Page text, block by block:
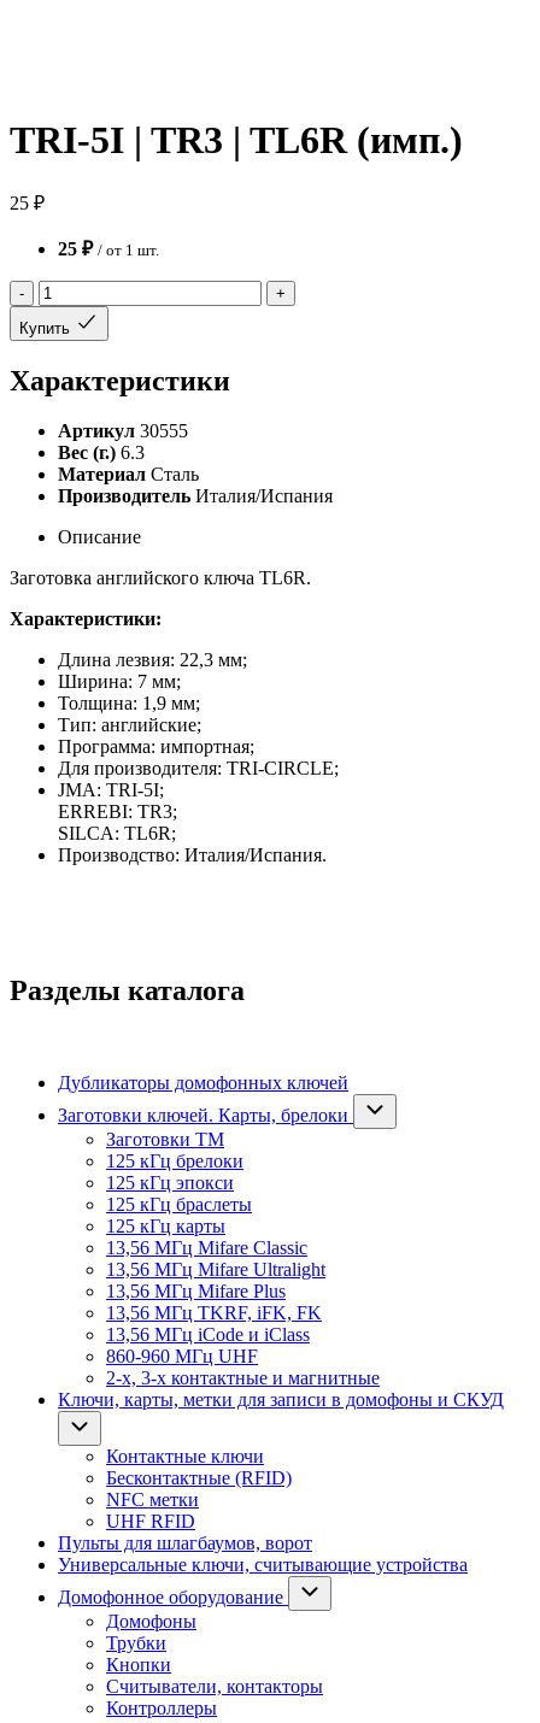
TRI-5I | TR3 | TL6R (имп.)
25 ₽
25 ₽ / от 1 шт.
-
+
Купить
Характеристики
Артикул 30555
Вес (г.) 6.3
Материал Сталь
Производитель Италия/Испания
Описание
Заготовка английского ключа TL6R.
Характеристики:
Длина лезвия: 22,3 мм;
Ширина: 7 мм;
Толщина: 1,9 мм;
Тип: английские;
Программа: импортная;
Для производителя: TRI-CIRCLE;
JMA: TRI-5I;
ERREBI: TR3;
SILCA: TL6R;
Производство: Италия/Испания.
Разделы каталога
Дубликаторы домофонных ключей
Заготовки ключей. Карты, брелоки
Заготовки ТМ
125 кГц брелоки
125 кГц эпокси
125 кГц браслеты
125 кГц карты
13,56 МГц Mifare Classic
13,56 МГц Mifare Ultralight
13,56 МГц Mifare Plus
13,56 МГц TKRF, iFK, FK
13,56 МГц iCode и iClass
860-960 МГц UHF
2-х, 3-х контактные и магнитные
Ключи, карты, метки для записи в домофоны и СКУД
Контактные ключи
Бесконтактные (RFID)
NFC метки
UHF RFID
Пульты для шлагбаумов, ворот
Универсальные ключи, считывающие устройства
Домофонное оборудование
Домофоны
Трубки
Кнопки
Считыватели, контакторы
Контроллеры